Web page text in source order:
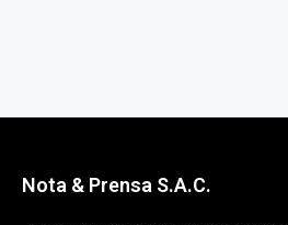
Nota & Prensa S.A.C.